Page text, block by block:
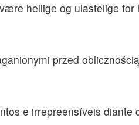
hellige og ulastelige for
przed
e irrepreensíveis diante